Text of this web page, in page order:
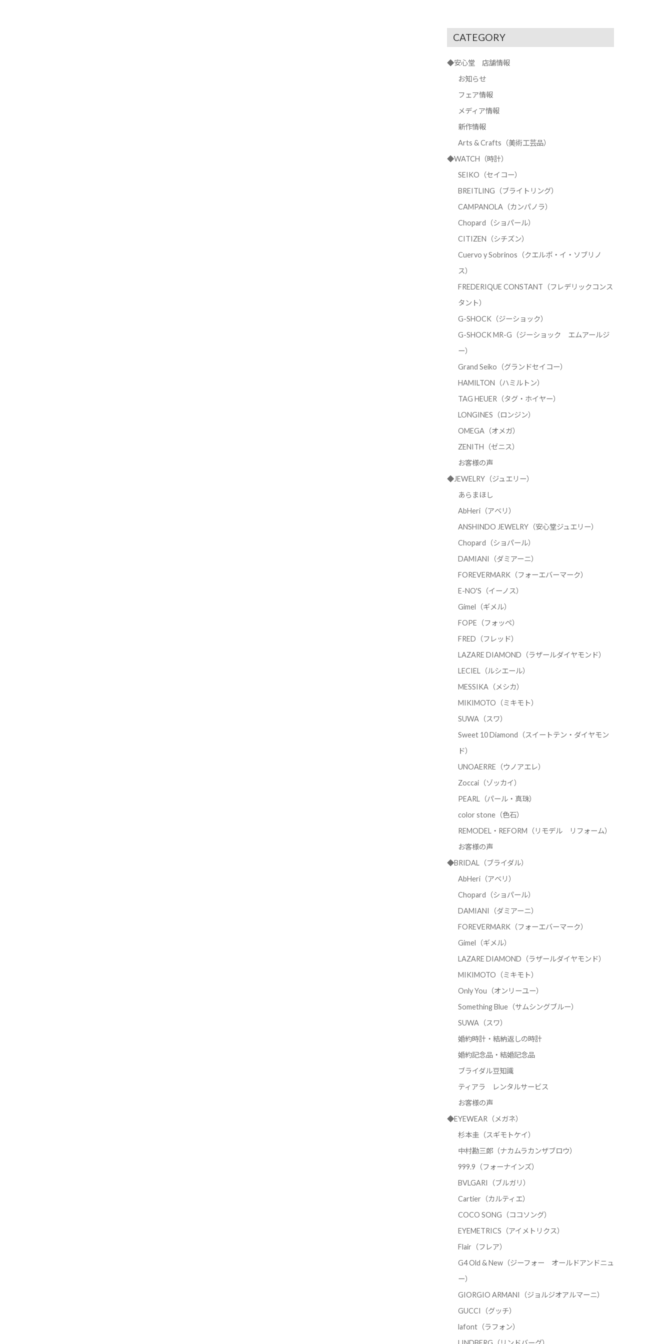
CATEGORY
◆安心堂 店舗情報
お知らせ
フェア情報
メディア情報
新作情報
Arts & Crafts（美術工芸品）
◆WATCH（時計）
SEIKO（セイコー）
BREITLING（ブライトリング）
CAMPANOLA（カンパノラ）
Chopard（ショパール）
CITIZEN（シチズン）
Cuervo y Sobrinos（クエルボ・イ・ソブリノ
ス）
FREDERIQUE CONSTANT（フレデリックコンス
タント）
G-SHOCK（ジーショック）
G-SHOCK MR-G（ジーショック エムアールジ
ー）
Grand Seiko（グランドセイコー）
HAMILTON（ハミルトン）
TAG HEUER（タグ・ホイヤー）
LONGINES（ロンジン）
OMEGA（オメガ）
ZENITH（ゼニス）
お客様の声
◆JEWELRY（ジュエリー）
あらまほし
AbHeri（アベリ）
ANSHINDO JEWELRY（安心堂ジュエリー）
Chopard（ショパール）
DAMIANI（ダミアーニ）
FOREVERMARK（フォーエバーマーク）
E-NO'S（イーノス）
Gimel（ギメル）
FOPE（フォッペ）
FRED（フレッド）
LAZARE DIAMOND（ラザールダイヤモンド）
LECIEL（ルシエール）
MESSIKA（メシカ）
MIKIMOTO（ミキモト）
SUWA（スワ）
Sweet 10 Diamond（スイートテン・ダイヤモン
ド）
UNOAERRE（ウノアエレ）
Zoccai（ゾッカイ）
PEARL（パール・真珠）
color stone（色石）
REMODEL・REFORM（リモデル リフォーム）
お客様の声
◆BRIDAL（ブライダル）
AbHeri（アベリ）
Chopard（ショパール）
DAMIANI（ダミアーニ）
FOREVERMARK（フォーエバーマーク）
Gimel（ギメル）
LAZARE DIAMOND（ラザールダイヤモンド）
MIKIMOTO（ミキモト）
Only You（オンリーユー）
Something Blue（サムシングブルー）
SUWA（スワ）
婚約時計・結納返しの時計
婚約記念品・結婚記念品
ブライダル豆知識
ティアラ レンタルサービス
お客様の声
◆EYEWEAR（メガネ）
杉本圭（スギモトケイ）
中村勘三郎（ナカムラカンザブロウ）
999.9（フォーナインズ）
BVLGARI（ブルガリ）
Cartier（カルティエ）
COCO SONG（ココソング）
EYEMETRICS（アイメトリクス）
Flair（フレア）
G4 Old & New（ジーフォー オールドアンドニュ
ー）
GIORGIO ARMANI（ジョルジオアルマーニ）
GUCCI（グッチ）
lafont（ラフォン）